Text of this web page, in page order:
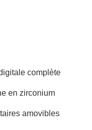
complète
en zirconium
amovibles